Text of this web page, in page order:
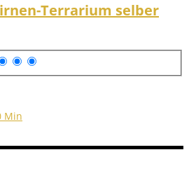
Terrarium selber
Min